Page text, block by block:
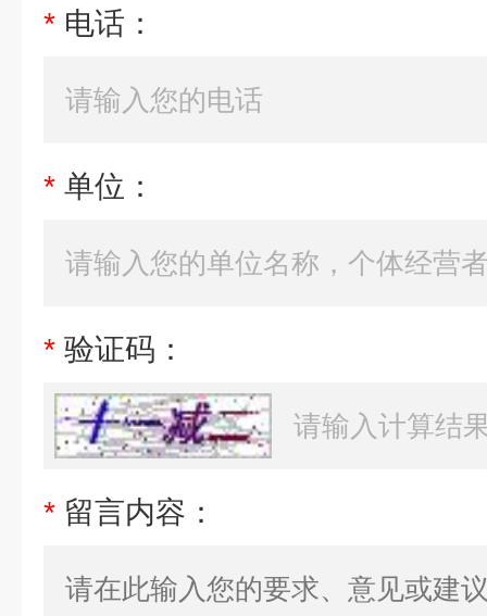
* 电话：
* 单位：
* 验证码：
* 留言内容：